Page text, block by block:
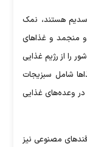
سدیم هستند، نمک
منجمد و غذا‌های
را از رژیم غذایی
شامل سبزیجات
در وعده‌های غذایی
مصنوعی نیز